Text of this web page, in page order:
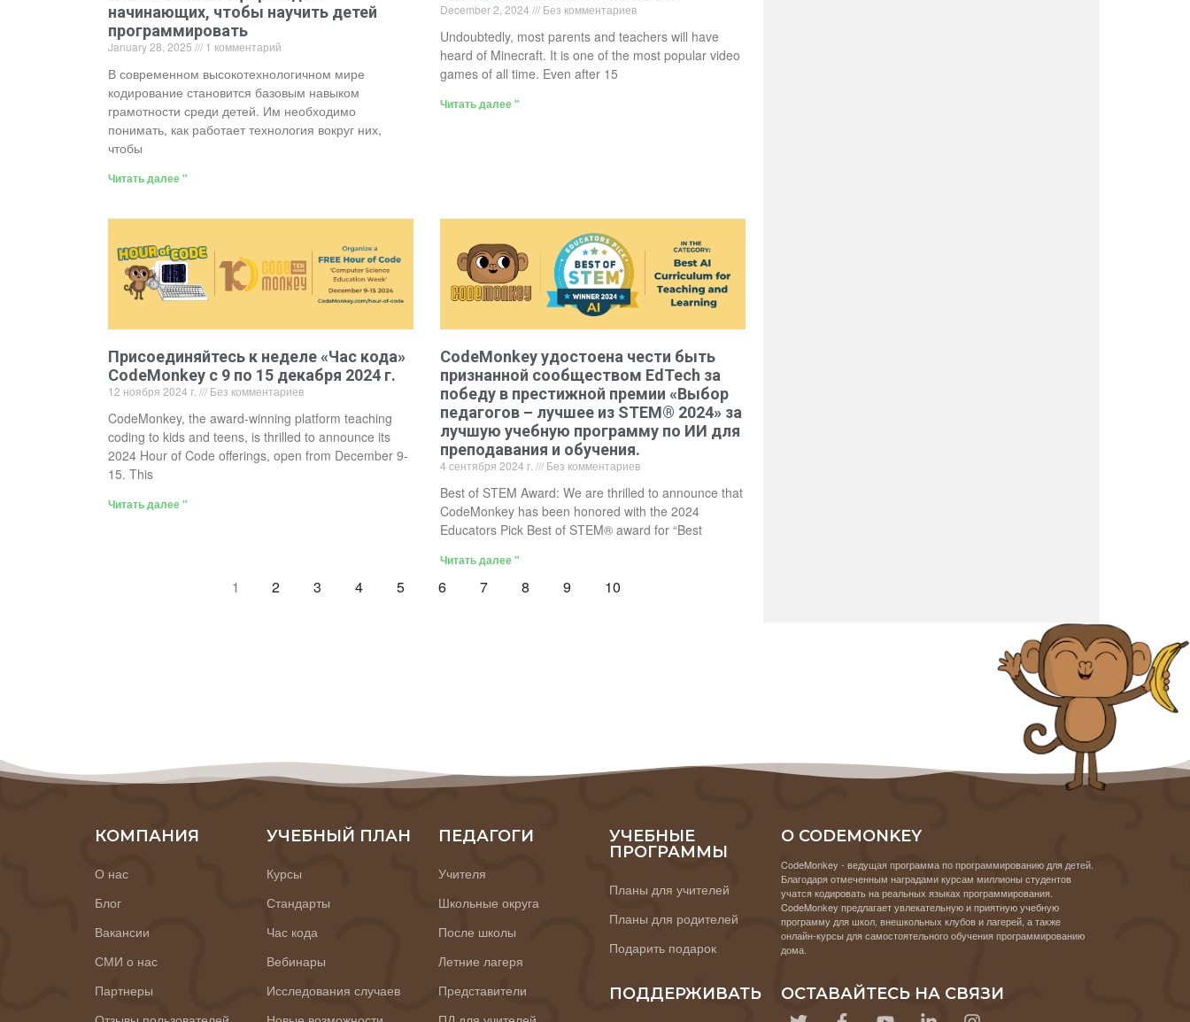
начинающих, чтобы научить детей
программировать
January 28, 2025 1 комментарий
В современном высокотехнологичном мире
кодирование становится базовым навыком
грамотности среди детей. Им необходимо
понимать, как работает технология вокруг них,
чтобы
Читать далее "
December 2, 2024 Без комментариев
Undoubtedly, most parents and teachers will have
heard of Minecraft. It is one of the most popular video
games of all time. Even after 15
Читать далее "
Присоединяйтесь к неделе «Час кода»
CodeMonkey с 9 по 15 декабря 2024 г.
12 ноября 2024 г. Без комментариев
CodeMonkey, the award-winning platform teaching
coding to kids and teens, is thrilled to announce its
2024 Hour of Code offerings, open from December 9-
15. This
Читать далее "
CodeMonkey удостоена чести быть
признанной сообществом EdTech за
победу в престижной премии «Выбор
педагогов – лучшее из STEM® 2024» за
лучшую учебную программу по ИИ для
преподавания и обучения.
4 сентября 2024 г. Без комментариев
Best of STEM Award: We are thrilled to announce that
CodeMonkey has been honored with the 2024
Educators Pick Best of STEM® award for “Best
Читать далее "
1 2 3 4 5 6 7 8 9 10
КОМПАНИЯ
О нас
Блог
Вакансии
СМИ о нас
Партнеры
УЧЕБНЫЙ ПЛАН
Курсы
Стандарты
Час кода
Вебинары
Исследования случаев
ПЕДАГОГИ
Учителя
Школьные округа
После школы
Летние лагеря
Представители
УЧЕБНЫЕ
ПРОГРАММЫ
Планы для учителей
Планы для родителей
Подарить подарок
ПОДДЕРЖИВАТЬ
О CODEMONKEY
CodeMonkey - ведущая программа по программированию для детей.
Благодаря отмеченным наградами курсам миллионы студентов
учатся кодировать на реальных языках программирования.
CodeMonkey предлагает увлекательную и приятную учебную
программу для школ, внешкольных клубов и лагерей, а также
онлайн-курсы для самостоятельного обучения программированию
дома.
ОСТАВАЙТЕСЬ НА СВЯЗИ